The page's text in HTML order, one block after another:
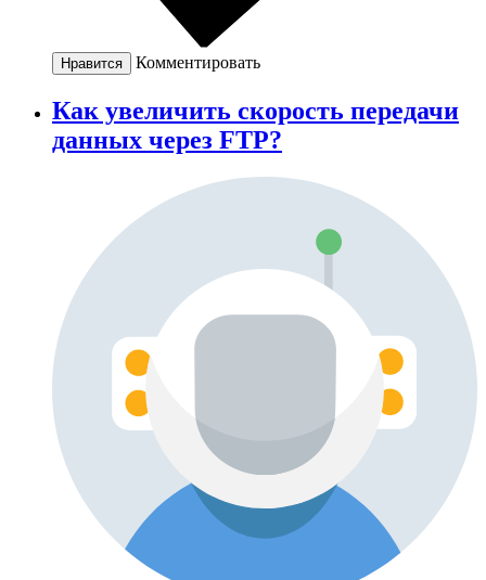
Нравится Комментировать
Как увеличить скорость передачи
данных через FTP?